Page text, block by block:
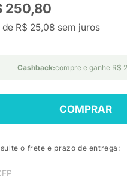
250,80
de R$ 25,08 sem juros
Cashback:compre e ganhe R$
COMPRAR
o frete e prazo de entrega: